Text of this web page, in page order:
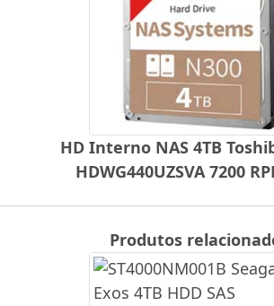
HD Interno NAS 4TB
HDWG440UZSVA 7200
Produtos